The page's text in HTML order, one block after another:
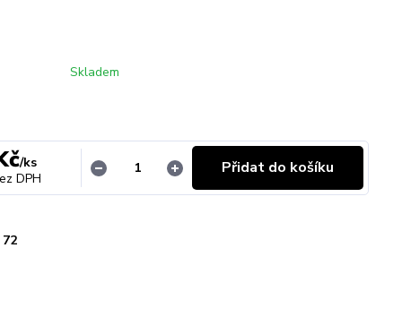
Skladem
/ks
DPH
Přidat do košíku
72